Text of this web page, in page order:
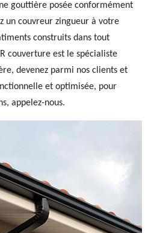
gouttière posée conformément
un couvreur zingueur à votre
construits dans tout
couverture est le spécialiste
devenez parmi nos clients et
et optimisée, pour
appelez-nous.